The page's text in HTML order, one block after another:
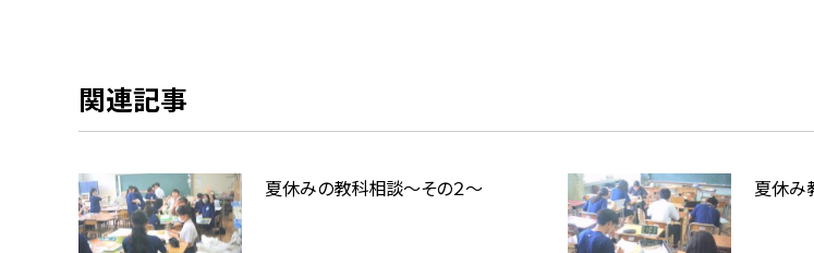
関連記事
夏休みの教科相談～その２～ 夏休み